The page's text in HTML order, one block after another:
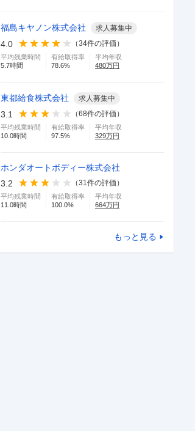
3 株式会社ラクス
4.6
まず、とても休みやすい環境にあり
ており、休みたくな
…続きを見る
正社員 20代 女性 中途入社
中
募集中の求人情報を見る
福島キヤノン株式会社 求人募集中
4.0 （34件の評価）
平均残業時間
5.7時間
有給取得率
78.6%
平均年収
480万円
東都給食株式会社 求人募集中
3.1 （68件の評価）
平均残業時間
10.0時間
有給取得率
97.5%
平均年収
329万円
ホンダオートボディー株式会社
3.2
（31件の評価）
平均残業時間
11.0時間
有給取得率
100.0%
平均年収
664万円
もっと見る